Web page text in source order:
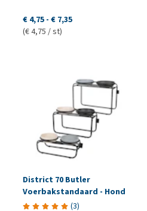
€ 4,75 - € 7,35
(€ 4,75 / st)
District 70 Butler
Voerbakstandaard - Hond
(3)